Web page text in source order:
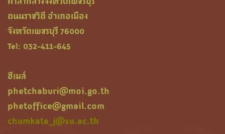
ถนนราชวิถี อำเภอเมือง
จังหวัดเพชรบุรี 76000
Tel: 032-411-645
ฮีเมล์
phetchaburi@moi.go.th
phetoffice@gmail.com
chumkate_j@su.ac.th